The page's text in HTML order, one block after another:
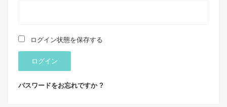
ログイン状態を保存する
ログイン
パスワードをお忘れですか ?